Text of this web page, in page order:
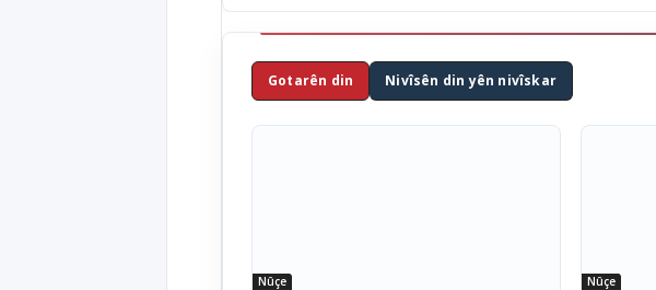
Gotarên din Nivîsên din yên nivîskar
Nûçe Nûçe